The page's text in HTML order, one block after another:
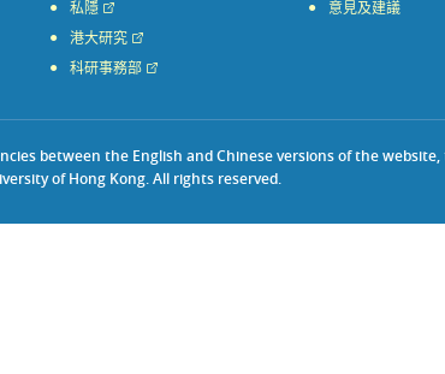
私隱
港大研究
科研事務部
意見及建議
between the English and Chinese versions of the
of Hong Kong. All rights reserved.